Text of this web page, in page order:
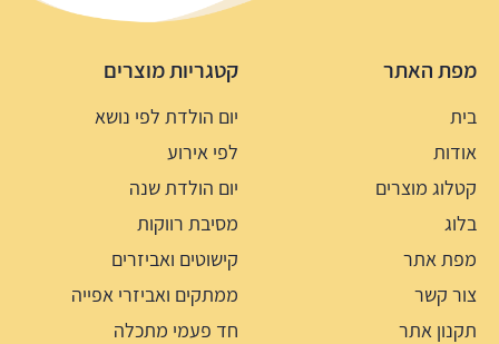
מפת האתר
בית
אודות
קטלוג מוצרים
בלוג
מפת אתר
צור קשר
תקנון אתר
קטגריות מוצרים
יום הולדת לפי נושא
לפי אירוע
יום הולדת שנה
מסיבת רווקות
קישוטים ואביזרים
ממתקים ואביזרי אפייה
חד פעמי מתכלה